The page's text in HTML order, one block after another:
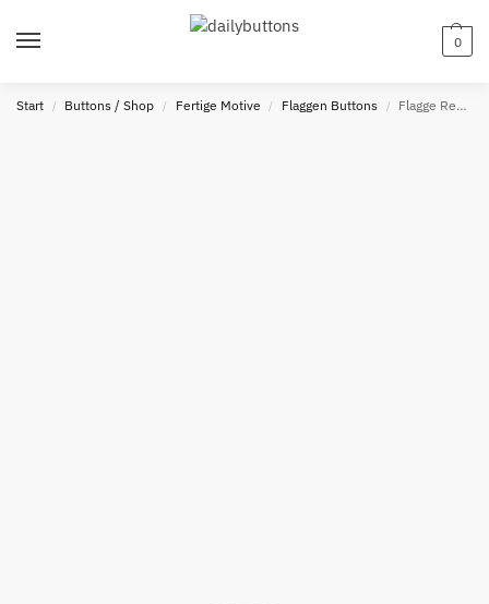
0
Start / Buttons / Shop / Fertige Motive / Flaggen Buttons / Flagge Republik Moldau Button